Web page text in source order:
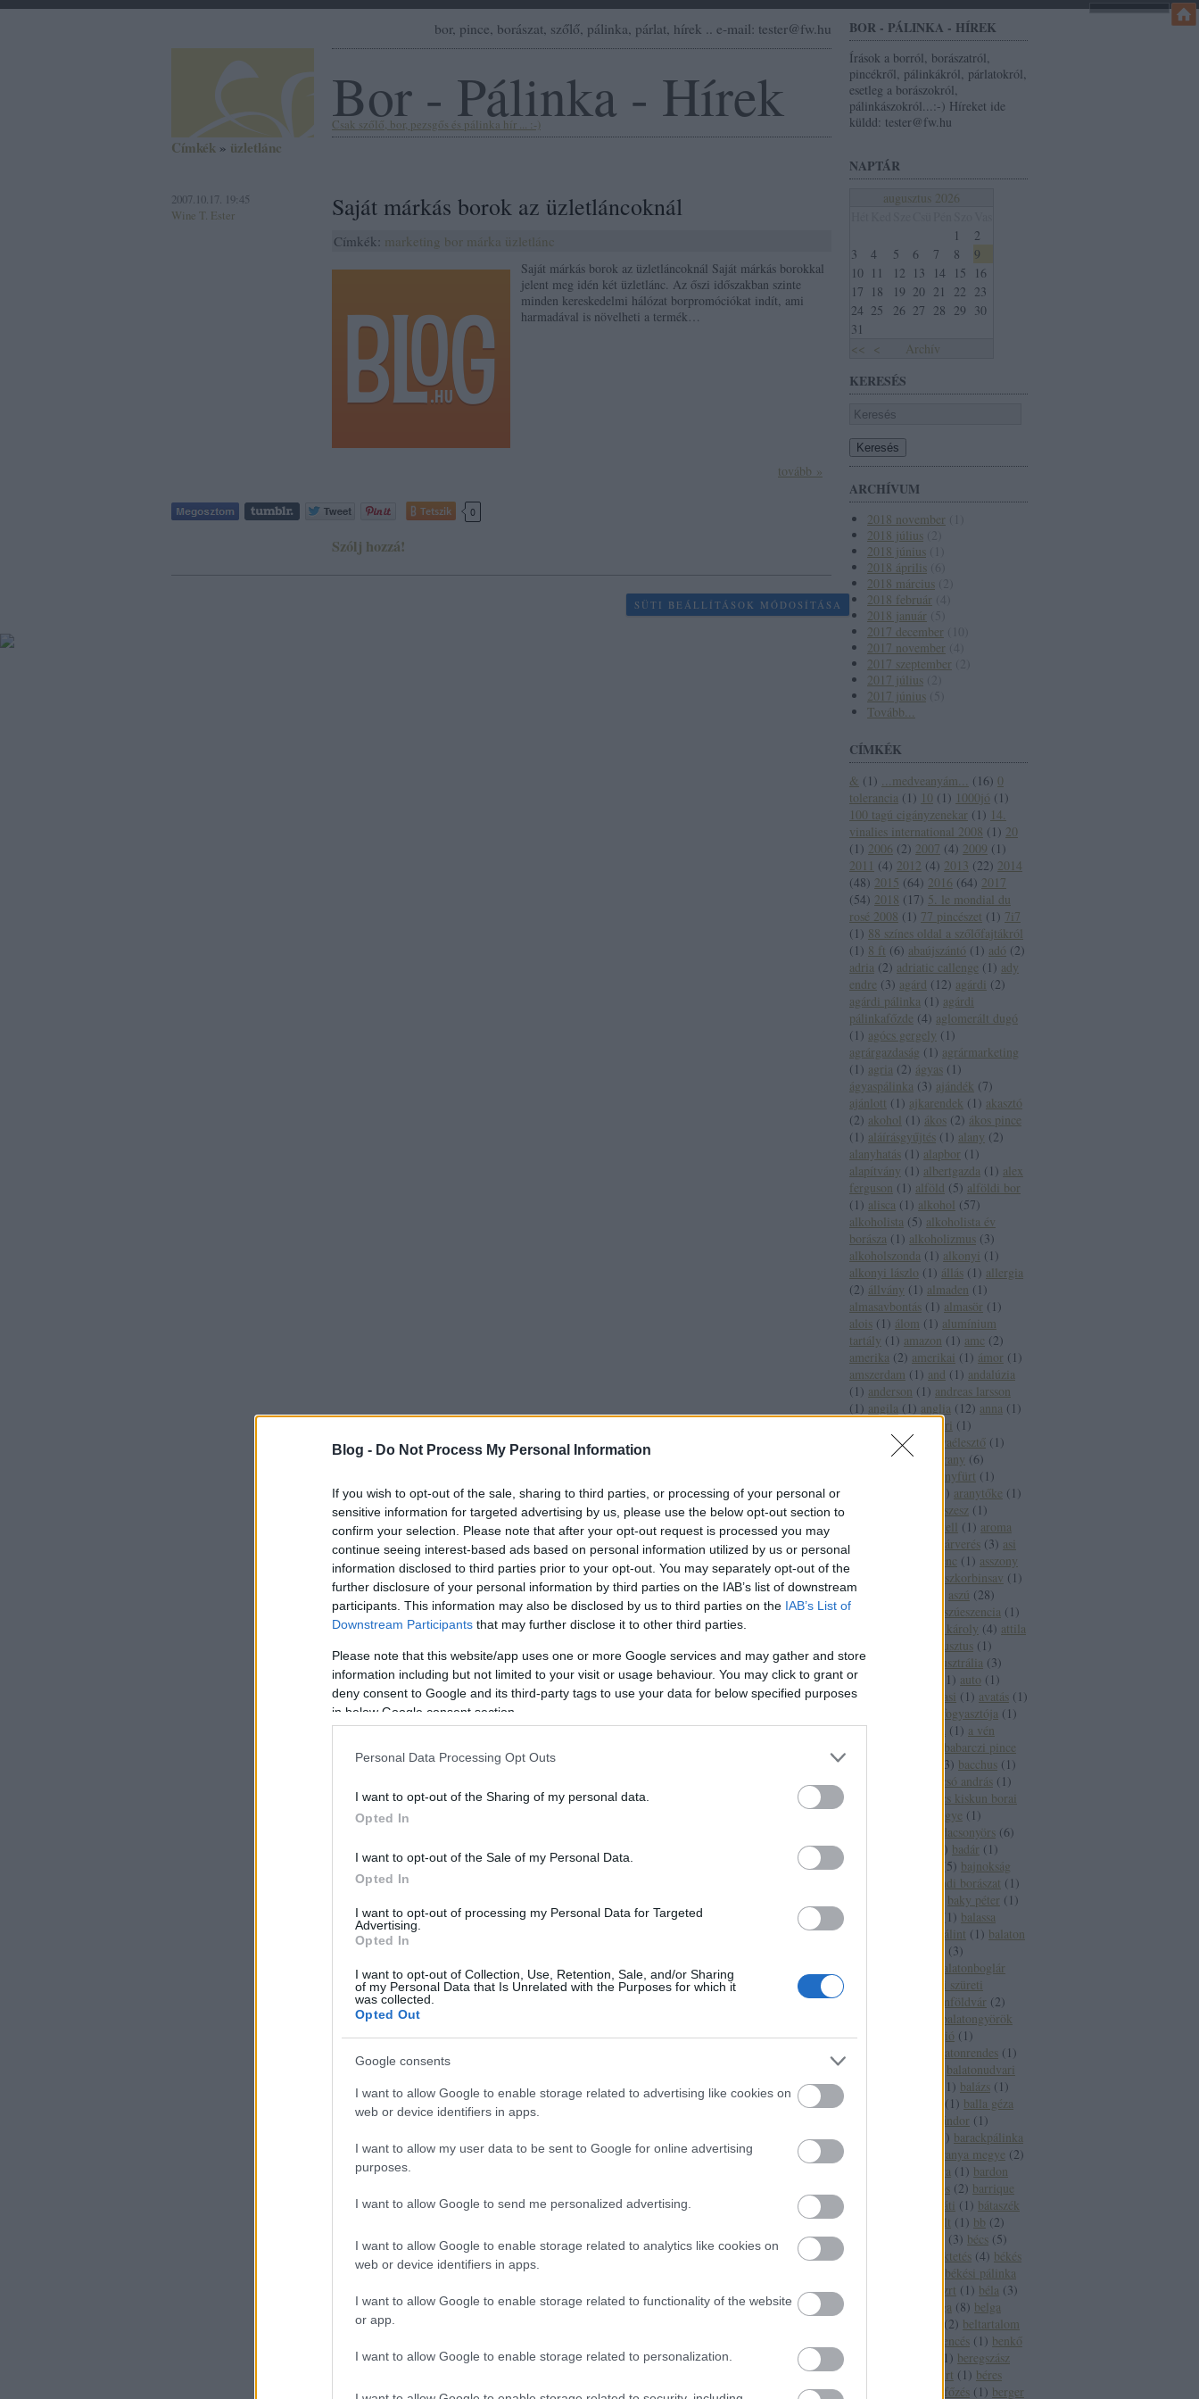
Blog - Do Not Process My Personal Information
If you wish to opt-out of the sale, sharing to third parties, or processing of your personal or
sensitive information for targeted advertising by us, please use the below opt-out section to
confirm your selection. Please note that after your opt-out request is processed you may
continue seeing interest-based ads based on personal information utilized by us or personal
information disclosed to third parties prior to your opt-out. You may separately opt-out of the
further disclosure of your personal information by third parties on the IAB’s list of downstream
participants. This information may also be disclosed by us to third parties on the IAB’s List of
Downstream Participants that may further disclose it to other third parties.
Please note that this website/app uses one or more Google services and may gather and store
information including but not limited to your visit or usage behaviour. You may click to grant or
deny consent to Google and its third-party tags to use your data for below specified purposes
in below Google consent section.
Personal Data Processing Opt Outs
I want to opt-out of the Sharing of my personal data.
Opted In
I want to opt-out of the Sale of my Personal Data.
Opted In
I want to opt-out of processing my Personal Data for Targeted
Advertising.
Opted In
I want to opt-out of Collection, Use, Retention, Sale, and/or Sharing
of my Personal Data that Is Unrelated with the Purposes for which it
was collected.
Opted Out
Google consents
I want to allow Google to enable storage related to advertising like cookies on
web or device identifiers in apps.
I want to allow my user data to be sent to Google for online advertising
purposes.
I want to allow Google to send me personalized advertising.
I want to allow Google to enable storage related to analytics like cookies on
web or device identifiers in apps.
I want to allow Google to enable storage related to functionality of the website
or app.
I want to allow Google to enable storage related to personalization.
BOR - PÁLINKA - HÍREK
Írások a borról, borászatról,
pincékről, pálinkákról, párlatokról,
esetleg a borászokról,
pálinkászokról...:-) Híreket ide
küldd: tester@fw.hu
NAPTÁR
augusztus 2026
<< < Archív
1
2
3
4 5 6 7 8
9
10 11 12 13 14 15
16
17
18 19 20 21 22 23
24 25 26 27 28 29 30
31
KERESÉS
ARCHÍVUM
2018 november
2018 július
2018 június
2018 április
2018 március
2018 február
2018 január
2017 december
2017 november
2017 szeptember
2017 július
2017 június
Tovább...
CÍMKÉK
& ( 1 ) ...medveanyám... ( 16) 0
tolerancia ( 1 ) 10 ( 1 ) 1000jó ( 1 )
100 tagú cigányzenekar ( 1 ) 14.
vinalies international 2008 ( 1 ) 20
( 1 ) 2006 (2) 2007 (4) 2009 ( 1 )
2011 (4) 2012 (4) 2013 (22) 2014
(48) 2015 (64) 2016 (64) 2017
(54) 2018 ( 17) 5. le mondial du
rosé 2008 ( 1 ) 77 pincészet ( 1 ) 7i7
( 1 ) 88 színes oldal a szőlőfajtákról
( 1 ) 8 ft (6) abaújszántó ( 1 ) adó (2)
adria (2) adriatic callenge ( 1 ) ady
endre (3) agárd ( 12) agárdi (2)
agárdi pálinka ( 1 ) agárdi
pálinkafőzde (4) aglomerált dugó
( 1 ) agócs gergely ( 1 )
agrárgazdaság ( 1 ) agrármarketing
( 1 ) agria (2) ágyas ( 1 )
ágyaspálinka (3) ajándék (7)
ajánlott ( 1 ) ajkarendek ( 1 ) akasztó
(2) akohol ( 1 ) ákos (2) ákos pince
( 1 ) aláírásgyűjtés ( 1 ) alany (2)
alanyhatás ( 1 ) alapbor ( 1 )
alapítvány ( 1 ) albertgazda ( 1 ) alex
ferguson ( 1 ) alföld (5) alföldi bor
( 1 ) alisca ( 1 ) alkohol (57)
alkoholista (5) alkoholista év
borásza ( 1 ) alkoholizmus (3)
alkoholszonda ( 1 ) alkonyi ( 1 )
alkonyi lászlo ( 1 ) állás ( 1 ) allergia
(2) állvány ( 1 ) almaden ( 1 )
almasavbontás ( 1 ) almasör ( 1 )
alois ( 1 ) álom ( 1 ) alumínium
tartály ( 1 ) amazon ( 1 ) amc (2)
amerika (2) amerikai ( 1 ) ámor ( 1 )
amszerdam ( 1 ) and ( 1 ) andalúzia
( 1 ) anderson ( 1 ) andreas larsson
( 1 ) angila ( 1 ) anglia ( 12) anna ( 1 )
antinori ( 1 )
antioxidáns ( anyaélesztő ( 1 )
apeh arany (6)
aranyfürt ( 1 )
) aranytőke ( 1 )
arcszesz ( 1 )
árkartell ( 1 ) aroma
(
árverés (3) asi
assisi szent ferenc ( 1 ) asszony
aszkorbinsav ( 1 )
asztala
aszú (28)
aszúesszencia
aszúeszencia ( 1 )
áts károly (4) attila
augusztus ( 1 )
augusztus 20
ausztrália (3)
ausztria
1 ) auto ( 1 )
autoverseny
avasi ( 1 ) avatás ( 1 )
az év borfogyasztója ( 1 )
az új
a hét bora ( 1 ) a vén
babarczi pince
3) bacchus ( 1 )
bacsó andrás ( 1 )
bács kiskun borai
bács kiskun megye ( 1 )
badacsonyörs (6)
) badár ( 1 )
5) bajnokság
bakondi borászat ( 1 )
baky péter ( 1 )
1 ) balassa
balassi bálint ( 1 ) balaton
(3)
balatonboglár
balatonboglári szüreti
balatonföldvár (2)
balatongyörök
(4 balatoni borrégió ( 1 )
balatonrendes ( 1 )
balatonudvari
1 ) balázs ( 1 )
( 1 ) balla géza
balogh szabó sándor ( 1 )
) barackpálinka
baranya megye (2)
baranya megye bora ( 1 ) bardon
bárdos (2) barrique
bátaapáti ( 1 ) bátaszék
bazalt ( 1 ) bb (2)
(3) bécs (5)
befektetés (4) békés
békési pálinka
békési pálinka zrt ( 1 ) béla (3)
belga (8) belga
(2) beltartalom
bencés ( 1 ) benkő
1 ) beregszász
béres rt ( 1 ) béres
bérfőzés ( 1 ) berger
bor, pince, borászat, szőlő, pálinka, párlat, hírek .. e-mail: tester@fw.hu
Bor - Pálinka - Hírek
Csak szőlő, bor, pezsgős és pálinka hír ... :-)
Címkék » üzletlánc
2007.10.17. 19:45
Wine T. Ester
Saját márkás borok az üzletláncoknál
Címkék: marketing bor márka üzletlánc
Saját márkás borok az üzletláncoknál Saját márkás borokkal
jelent meg idén két üzletlánc. Az őszi időszakban szinte
minden kereskedelmi hálózat borpromóciókat indít, ami
harmadával is növelheti a termék…
tovább »
Tetszik 0
Szólj hozzá!
SÜTI BEÁLLÍTÁSOK MÓDOSÍTÁSA